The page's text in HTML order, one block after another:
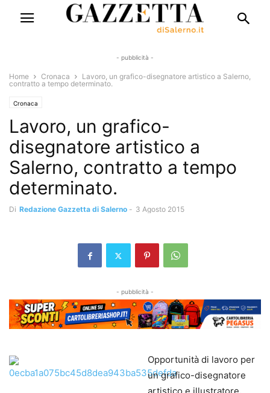
- pubblicità -
Home Cronaca
Lavoro, un grafico-disegnatore artistico a Salerno,
contratto a tempo determinato.
Cronaca
Lavoro, un grafico-
disegnatore artistico a
Salerno, contratto a tempo
determinato.
Di Redazione Gazzetta di Salerno - 3 Agosto 2015
- pubblicità -
Opportunità di lavoro per
un grafico-disegnatore